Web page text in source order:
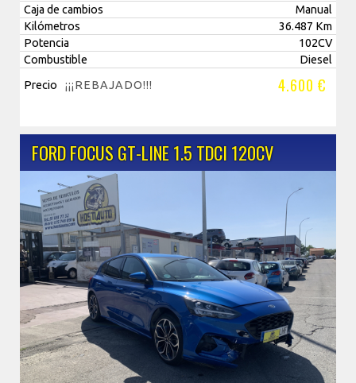
Caja de cambios
Manual
Kilómetros
36.487 Km
Potencia
102CV
Combustible
Diesel
Precio
¡¡¡REBAJADO!!! 4.600 €
FORD FOCUS GT-LINE 1.5 TDCI 120CV